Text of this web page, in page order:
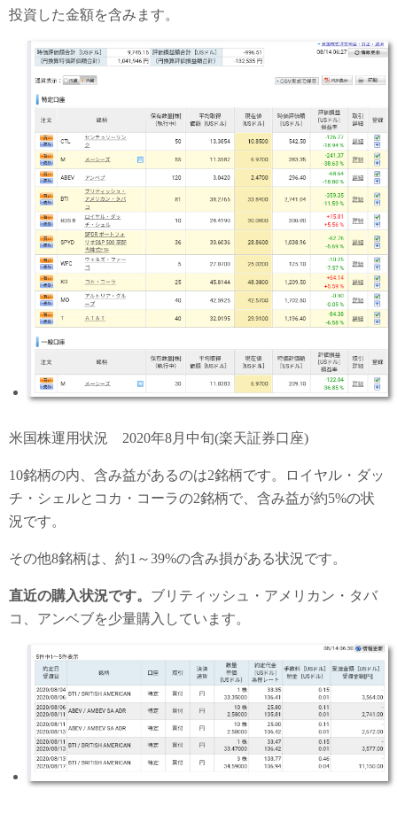
投資した金額を含みます。
米国株運用状況 2020年8月中旬(楽天証券口座)
10銘柄の内、含み益があるのは2銘柄です。ロイヤル・ダッ
チ・シェルとコカ・コーラの2銘柄で、含み益が約5%の状
況です。
その他8銘柄は、約1～39%の含み損がある状況です。
直近の購入状況です。 ブリティッシュ・アメリカン・タバ
コ、アンベブを少量購入しています。